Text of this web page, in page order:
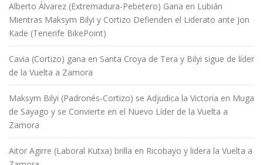
Alberto Álvarez (Extremadura-Pebetero) Gana en Lubián
Mientras Maksym Bilyi y Cortizo Defienden el Liderato ante Jon
Kade (Tenerife BikePoint)
Cavia (Cortizo) gana en Santa Croya de Tera y Bilyi sigue de líder
de la Vuelta a Zamora
Maksym Bilyi (Padronés-Cortizo) se Adjudica la Victoria en Muga
de Sayago y se Convierte en el Nuevo Líder de la Vuelta a
Zamora
Aitor Agirre (Laboral Kutxa) brilla en Ricobayo y lidera la Vuelta a